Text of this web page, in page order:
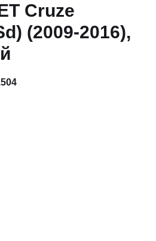
Cruze
(2009-2016),